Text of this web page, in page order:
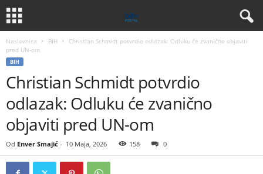
Naslovnica BIH
Christian Schmidt potvrdio odlazak: Odluku će zvanično objaviti
pred UN-om
BIH
Christian Schmidt potvrdio
odlazak: Odluku će zvanično
objaviti pred UN-om
Od Enver Smajić - 10 Maja, 2026 158 0